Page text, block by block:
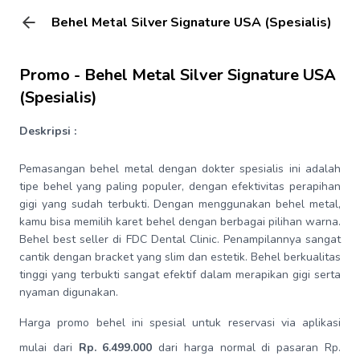
Behel Metal Silver Signature USA (Spesialis)
Promo - Behel Metal Silver Signature USA
(Spesialis)
Deskripsi :
Pemasangan behel metal dengan dokter spesialis ini adalah
tipe behel yang paling populer, dengan efektivitas perapihan
gigi yang sudah terbukti. Dengan menggunakan behel metal,
kamu bisa memilih karet behel dengan berbagai pilihan warna.
Behel best seller di FDC Dental Clinic. Penampilannya sangat
cantik dengan bracket yang slim dan estetik. Behel berkualitas
tinggi yang terbukti sangat efektif dalam merapikan gigi serta
nyaman digunakan.
Harga promo behel ini spesial untuk reservasi via aplikasi
mulai dari Rp. 6.499.000dari harga normal di pasaran Rp.